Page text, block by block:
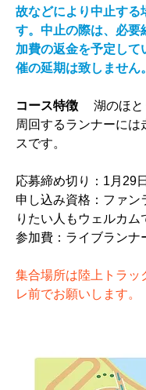
故などにより中止する
す。中止の際は、必要
加費の返金を予定して
催の延期は致しません。
コース特徴 湖のほと
周回するランナーには
スです。
応募締め切り：1月29
申し込み資格：ファン
りたい人もウェルカム
参加費：ライブランナ
集合場所は陸上トラッ
レ前でお願いします。